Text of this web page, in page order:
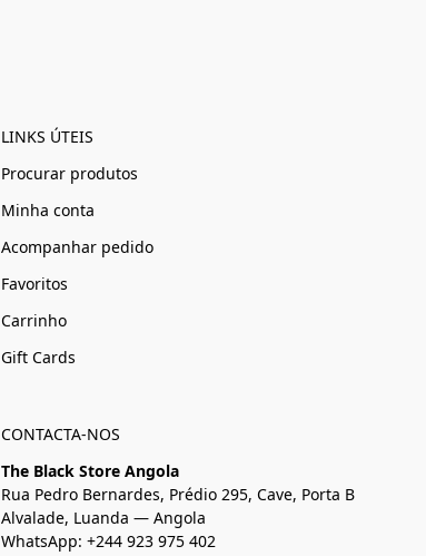
LINKS ÚTEIS
Procurar produtos
Minha conta
Acompanhar pedido
Favoritos
Carrinho
Gift Cards
CONTACTA-NOS
The Black Store Angola
Rua Pedro Bernardes, Prédio 295, Cave, Porta B
Alvalade, Luanda — Angola
WhatsApp: +244 923 975 402